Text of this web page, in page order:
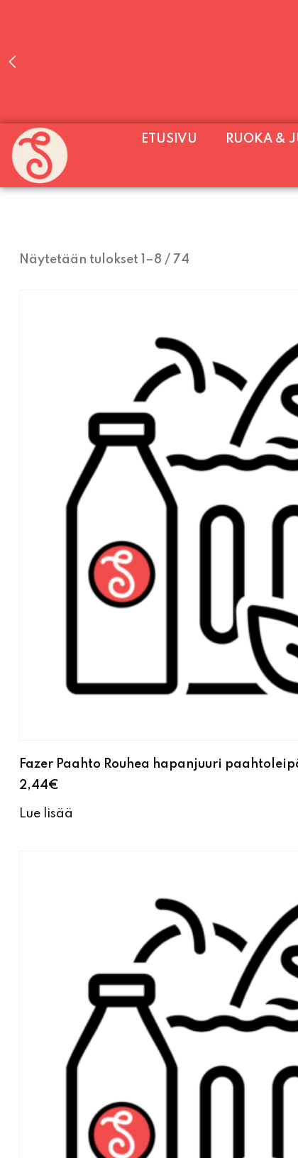
PALVELEMME PÄIVITTÄIN (MA-SU KLO
ETUSIVU RUOKA &
Näytetään tulokset 1–8 / 74
Fazer Paahto Rouhea hapanjuuri
2,44€
Lue lisää